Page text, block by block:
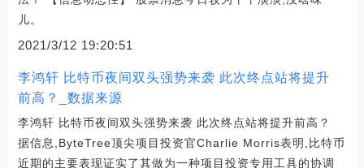
儿。
2021/3/12 19:20:51
李鸿轩 比特币夜间双头强势来袭 此次终点站将提升
前高？_数据来源
李鸿轩 比特币夜间双头强势来袭 此次终点站将提升前高？
据信息,ByteTree顶尖项目投资官Charlie Morris表明,比特币
近期的主要表现证实了其做为一种项目投资专用工具的协调